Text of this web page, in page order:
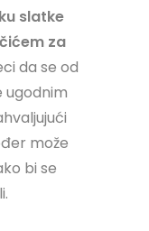
slatke
za
da se od
ugodnim
može
bi se